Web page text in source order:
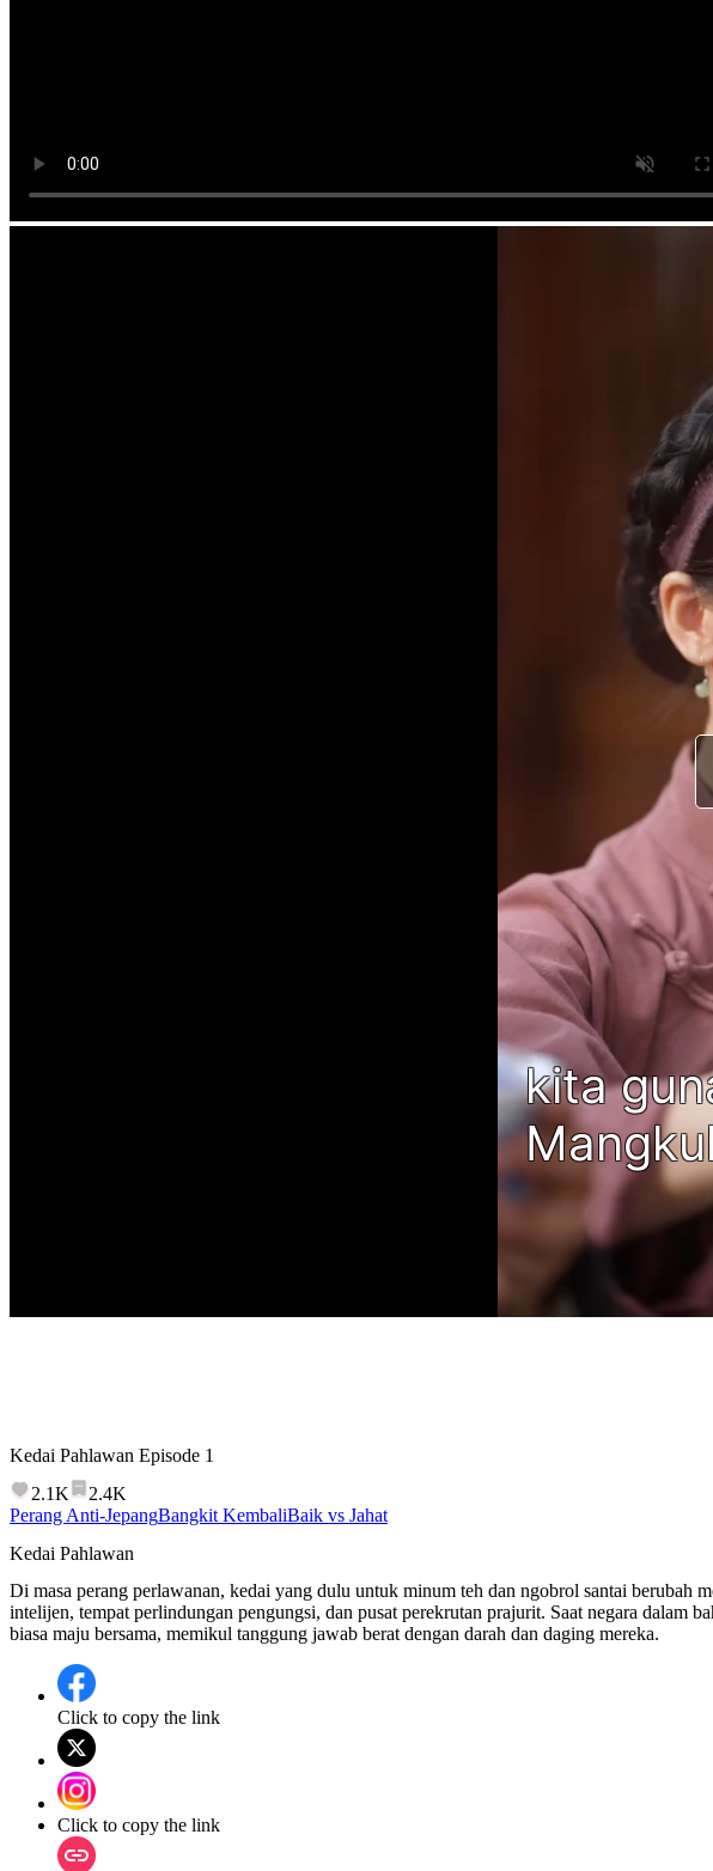
untuk
Darah
Kedai Pahlawan Episode 1
2.1K
2.4K
Perang Anti-JepangBangkit KembaliBaik vs Jahat
Kedai Pahlawan
Di masa perang perlawanan, kedai yang dulu untuk minum teh dan ngobrol santai berubah
intelijen, tempat perlindungan pengungsi, dan pusat perekrutan prajurit. Saat negara dalam
biasa maju bersama, memikul tanggung jawab berat dengan darah dan daging mereka.
Click to copy the link
Click to copy the link